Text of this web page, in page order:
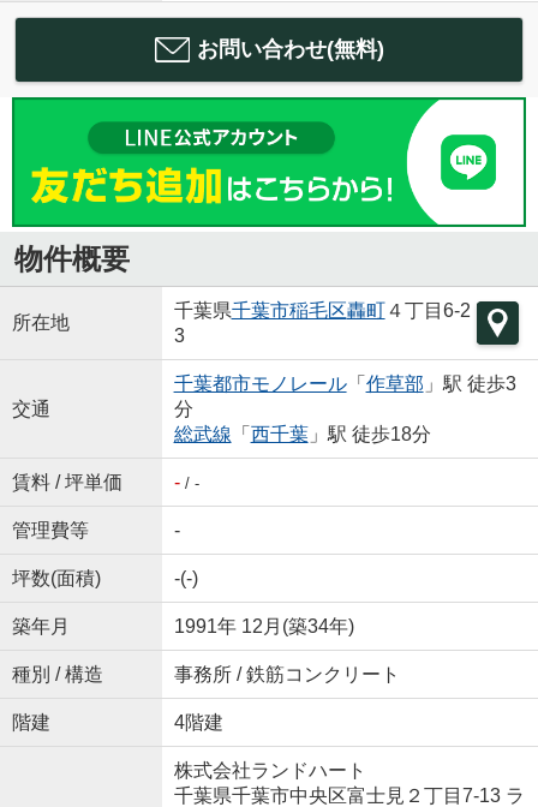
お問い合わせ(無料)
物件概要
所在地
千葉県千葉市稲毛区轟町４丁目6-2
3
交通
千葉都市モノレール「 作草部 」駅 徒歩3
分
総武線 「 西千葉」駅 徒歩18分
賃料 / 坪単価 -/ -
管理費等 -
坪数(面積) -(-)
築年月 1991年 12月(築34年)
種別 / 構造 事務所 / 鉄筋コンクリート
階建 4階建
株式会社ランドハート
千葉県千葉市中央区富士見２丁目7-13 ラ